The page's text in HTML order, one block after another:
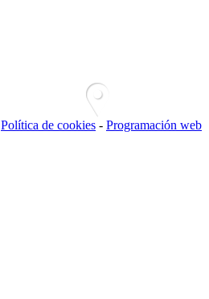
Política de cookies - Programación web